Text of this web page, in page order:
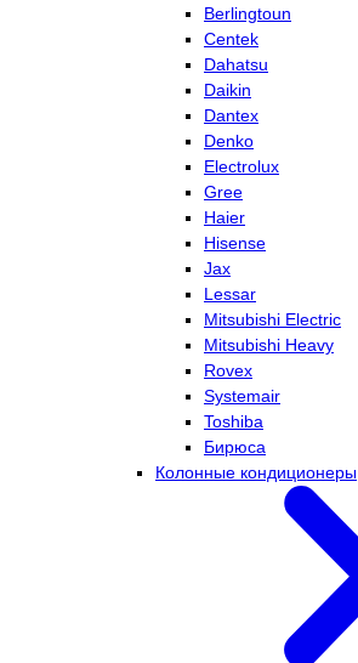
Berlingtoun
Centek
Dahatsu
Daikin
Dantex
Denko
Electrolux
Gree
Haier
Hisense
Jax
Lessar
Mitsubishi Electric
Mitsubishi Heavy
Rovex
Systemair
Toshiba
Бирюса
Колонные кондиционеры